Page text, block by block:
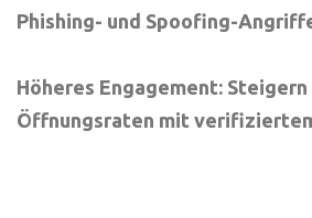
Phishing- und Spoofing-
Höheres Engagement: Steigern
Öffnungsraten mit